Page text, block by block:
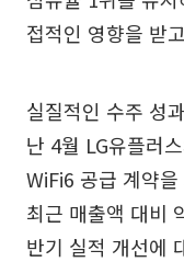
접적인 영향을 받
실질적인 수주 성
난 4월 LG유플러
WiFi6 공급 계약
최근 매출액 대비
반기 실적 개선에